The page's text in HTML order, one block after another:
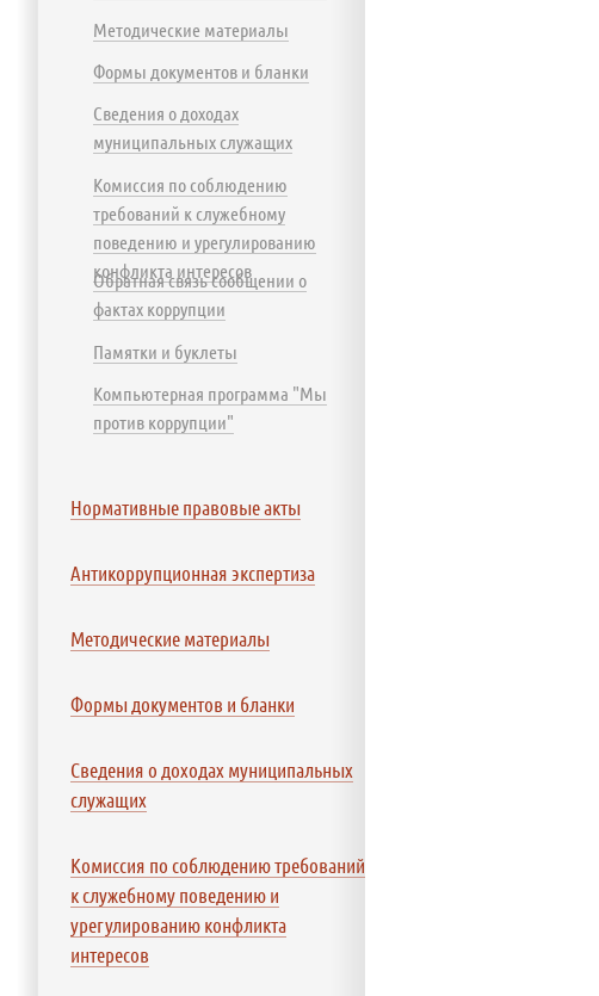
Методические материалы
Формы документов и бланки
Сведения о доходах
муниципальных служащих
Комиссия по соблюдению
требований к служебному
поведению и урегулированию
конфликта интересов
Обратная связь сообщении о
фактах коррупции
Памятки и буклеты
Компьютерная программа "Мы
против коррупции"
Нормативные правовые акты
Антикоррупционная экспертиза
Методические материалы
Формы документов и бланки
Сведения о доходах муниципальных
служащих
Комиссия по соблюдению требований
к служебному поведению и
урегулированию конфликта
интересов